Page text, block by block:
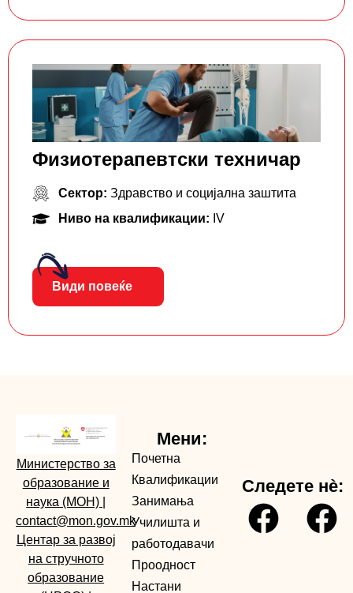
Физиотерапевтски техничар
Сектор: Здравство и социјална заштита
Ниво на квалификации: IV
Види повеќе
Министерство за
образование и
наука (МОН)
contact@mon.gov.mk
Центар за развој
на стручното
образование
Мени:
Почетна
Квалификации
Занимања
Училишта и
работодавачи
Проодност
Настани
Следете нè: